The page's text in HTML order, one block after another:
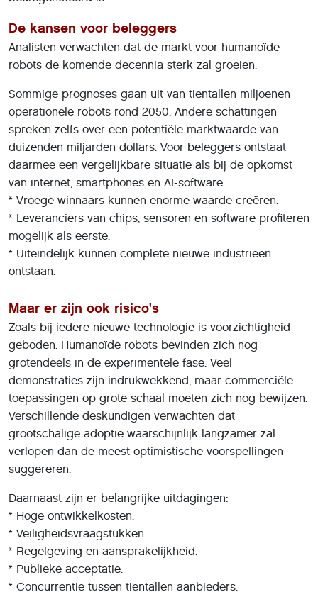
De kansen voor beleggers
Analisten verwachten dat de markt voor humanoïde
robots de komende decennia sterk zal groeien.
Sommige prognoses gaan uit van tientallen miljoenen
operationele robots rond 2050. Andere schattingen
spreken zelfs over een potentiële marktwaarde van
duizenden miljarden dollars. Voor beleggers ontstaat
daarmee een vergelijkbare situatie als bij de opkomst
van internet, smartphones en AI-software:
* Vroege winnaars kunnen enorme waarde creëren.
* Leveranciers van chips, sensoren en software profiteren
mogelijk als eerste.
* Uiteindelijk kunnen complete nieuwe industrieën
ontstaan.
Maar er zijn ook risico's
Zoals bij iedere nieuwe technologie is voorzichtigheid
geboden. Humanoïde robots bevinden zich nog
grotendeels in de experimentele fase. Veel
demonstraties zijn indrukwekkend, maar commerciële
toepassingen op grote schaal moeten zich nog bewijzen.
Verschillende deskundigen verwachten dat
grootschalige adoptie waarschijnlijk langzamer zal
verlopen dan de meest optimistische voorspellingen
suggereren.
Daarnaast zijn er belangrijke uitdagingen:
* Hoge ontwikkelkosten.
* Veiligheidsvraagstukken.
* Regelgeving en aansprakelijkheid.
* Publieke acceptatie.
* Concurrentie tussen tientallen aanbieders.